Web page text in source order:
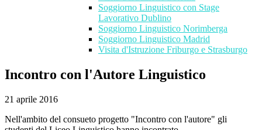
Soggiorno Linguistico con Stage
Lavorativo Dublino
Soggiorno Linguistico Norimberga
Soggiorno Linguistico Madrid
Visita d'Istruzione Friburgo e Strasburgo
Incontro con l'Autore Linguistico
21 aprile 2016
Nell'ambito del consueto progetto "Incontro con l'autore" gli